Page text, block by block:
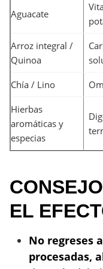
Aguacate
Arroz integral /
Quinoa
Chía / Lino
Hierbas
aromáticas y
especias
EL
No regreses
procesadas,